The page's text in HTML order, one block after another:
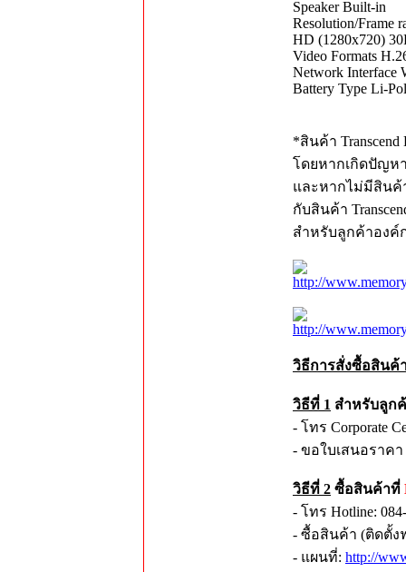
Speaker Built-in
Resolution/Frame
HD (1280x720)
Video Formats
Network Interface
Battery Type Li-
*สินค้า Transcend
โดยหากเกิดปัญห
และหากไม่มีสินค้
กับสินค้า
สำหรับลูกค้าองค์
http://
http://
วิธีการสั่งซื้อสินค้
วิธีที่ 1 สำหรับลูก
- โทร Corporate
- ขอใบเสนอราคา
วิธีที่ 2 ซื้อสินค้าที่
- โทร Hotline:
- ซื้อสินค้า (ติดตั้ง
- แผนที่: http://